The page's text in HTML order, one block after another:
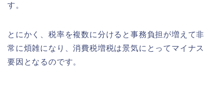
す。
とにかく、税率を複数に分けると事務負担が増えて非
常に煩雑になり、消費税増税は景気にとってマイナス
要因となるのです。